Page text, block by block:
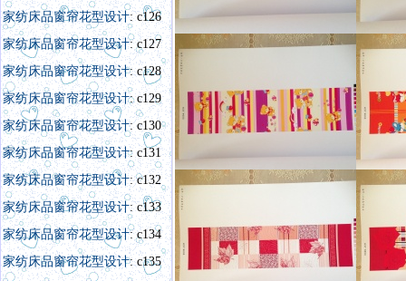
家纺床品窗帘花型设计: c126
家纺床品窗帘花型设计: c127
家纺床品窗帘花型设计: c128
家纺床品窗帘花型设计: c129
家纺床品窗帘花型设计: c130
家纺床品窗帘花型设计: c131
家纺床品窗帘花型设计: c132
家纺床品窗帘花型设计: c133
家纺床品窗帘花型设计: c134
家纺床品窗帘花型设计: c135